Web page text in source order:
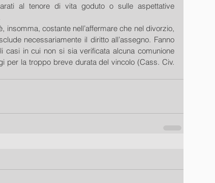
al tenore di vita goduto o sulle aspettative
insomma, costante nell’affermare che nel divorzio,
necessariamente il diritto all’assegno. Fanno
casi in cui non si sia verificata alcuna comunione
per la troppo breve durata del vincolo (Cass. Civ.